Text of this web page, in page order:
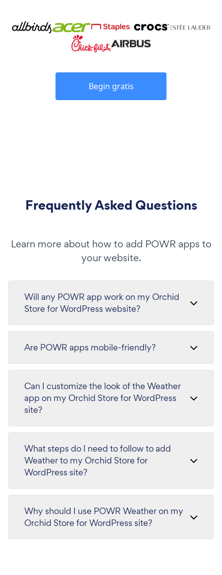
Begin gratis
Frequently Asked Questions
Learn more about how to add POWR apps to
your website.
Will any POWR app work on my Orchid
Store for WordPress website?
Are POWR apps mobile-friendly?
Can I customize the look of the Weather
app on my Orchid Store for WordPress
site?
What steps do I need to follow to add
Weather to my Orchid Store for
WordPress site?
Why should I use POWR Weather on my
Orchid Store for WordPress site?